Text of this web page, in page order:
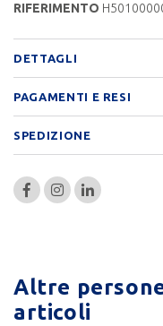
RIFERIMENTO
DETTAGLI
PAGAMENTI E RESI
SPEDIZIONE
Altre
articoli